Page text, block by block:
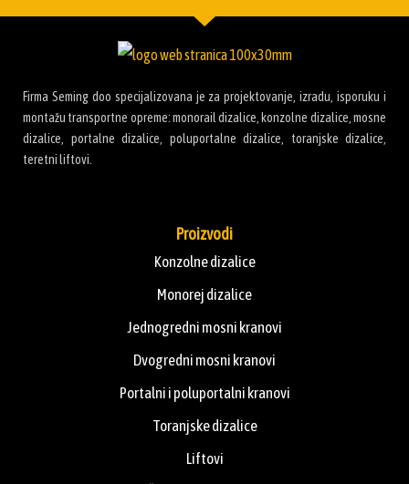
Firma Seming doo specijalizovana je za projektovanje, izradu, isporuku i
montažu transportne opreme: monorail dizalice, konzolne dizalice, mosne
dizalice, portalne dizalice, poluportalne dizalice, toranjske dizalice,
teretni liftovi.
Proizvodi
Konzolne dizalice
Monorej dizalice
Jednogredni mosni kranovi
Dvogredni mosni kranovi
Portalni i poluportalni kranovi
Toranjske dizalice
Liftovi